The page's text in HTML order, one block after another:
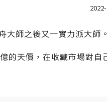
大師之後又一實力派大師。
的天價，在收藏市場對